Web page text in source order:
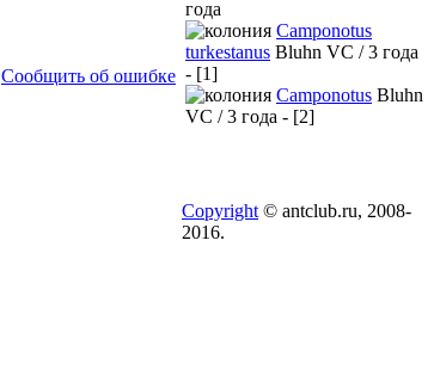
Сообщить об ошибке
года
Camponotus
turkestanus Bluhn VC / 3 года
- [1]
Camponotus Bluhn
VC / 3 года - [2]
Copyright © antclub.ru, 2008-
2016.